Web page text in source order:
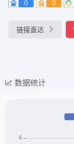
0
0
链接直达
数据统计